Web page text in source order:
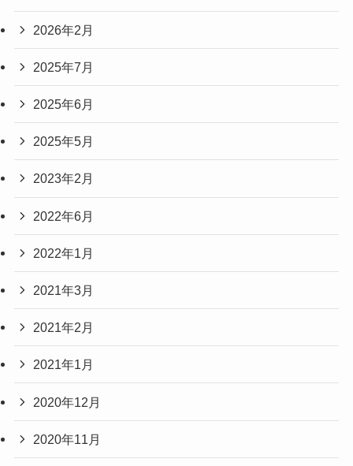
2026年2月
2025年7月
2025年6月
2025年5月
2023年2月
2022年6月
2022年1月
2021年3月
2021年2月
2021年1月
2020年12月
2020年11月